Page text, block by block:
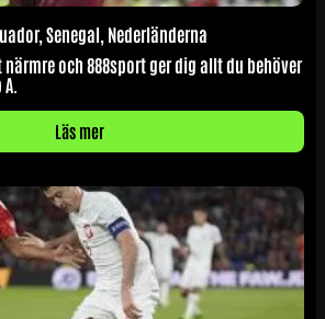
Senegal, Nederländerna
och 888sport ger dig allt du behöver
Läs mer